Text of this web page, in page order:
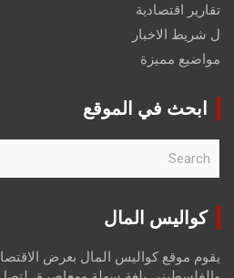
تقارير اقتصادية
ل شريط الاخبار
مواضيع مميزة
ابحث في الموقع
r
كواليس المال
يقوم موقع كواليس المال بعرض